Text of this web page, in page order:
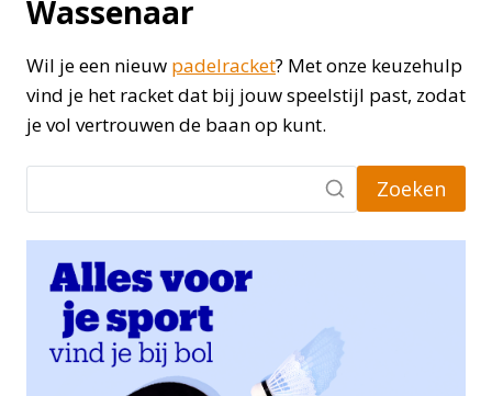
Wassenaar
Wil je een nieuw padelracket? Met onze keuzehulp
vind je het racket dat bij jouw speelstijl past, zodat
je vol vertrouwen de baan op kunt.
Zoeken